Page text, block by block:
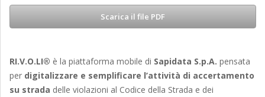
Scarica il file PDF
RI.V.O.LI® è la piattaforma mobile di Sapidata S.p.A. pensata
per digitalizzare e semplificare l’attività di accertamento
su strada delle violazioni al Codice della Strada e dei